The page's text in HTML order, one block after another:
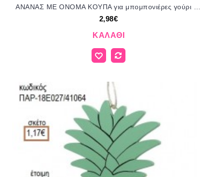
ΑΝΑΝΑΣ ΜΕ ΟΝΟΜΑ ΚΟΥΠΑ για μπομπονιέρες γούρι δώρο ΤΖΑ-220476 2.98€!!!
2,98€
ΚΑΛΆΘΙ